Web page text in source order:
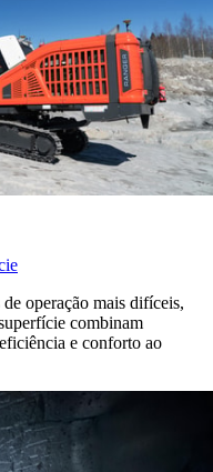
operação mais difíceis,
combinam
e conforto ao